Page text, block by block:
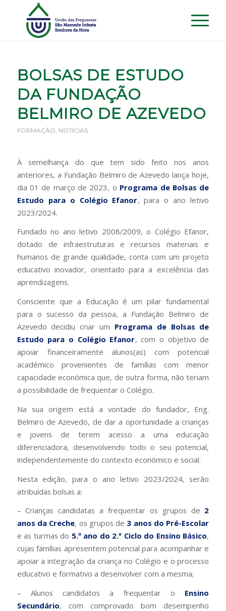
BOLSAS DE ESTUDO
DA FUNDAÇÃO
BELMIRO DE AZEVEDO
FORMAÇÃO, NOTÍCIAS
À semelhança do que tem sido feito nos anos
anteriores, a Fundação Belmiro de Azevedo lança hoje,
dia 01 de março de 2023, o Programa de Bolsas de
Estudo para o Colégio Efanor, para o ano letivo
2023/2024.
Fundado no ano letivo 2008/2009, o Colégio Efanor,
dotado de infraestruturas e recursos materiais e
humanos de grande qualidade, conta com um projeto
educativo inovador, orientado para a excelência das
aprendizagens.
Consciente que a Educação é um pilar fundamental
para o sucesso da pessoa, a Fundação Belmiro de
Azevedo decidiu criar um Programa de Bolsas de
Estudo para o Colégio Efanor, com o objetivo de
apoiar financeiramente alunos(as) com potencial
académico provenientes de famílias com menor
capacidade económica que, de outra forma, não teriam
a possibilidade de frequentar o Colégio.
Na sua origem está a vontade do fundador, Eng.
Belmiro de Azevedo, de dar a oportunidade a crianças
e jovens de terem acesso a uma educação
diferenciadora, desenvolvendo todo o seu potencial,
independentemente do contexto económico e social.
Nesta edição, para o ano letivo 2023/2024, serão
atribuídas bolsas a:
– Crianças candidatas a frequentar os grupos de 2
anos da Creche, os grupos de 3 anos do Pré-Escolar
e as turmas do 5.º ano do 2.º Ciclo do Ensino Básico,
cujas famílias apresentem potencial para acompanhar e
apoiar a integração da criança no Colégio e o processo
educativo e formativo a desenvolver com a mesma;
– Alunos candidatos a frequentar o Ensino
Secundário, com comprovado bom desempenho